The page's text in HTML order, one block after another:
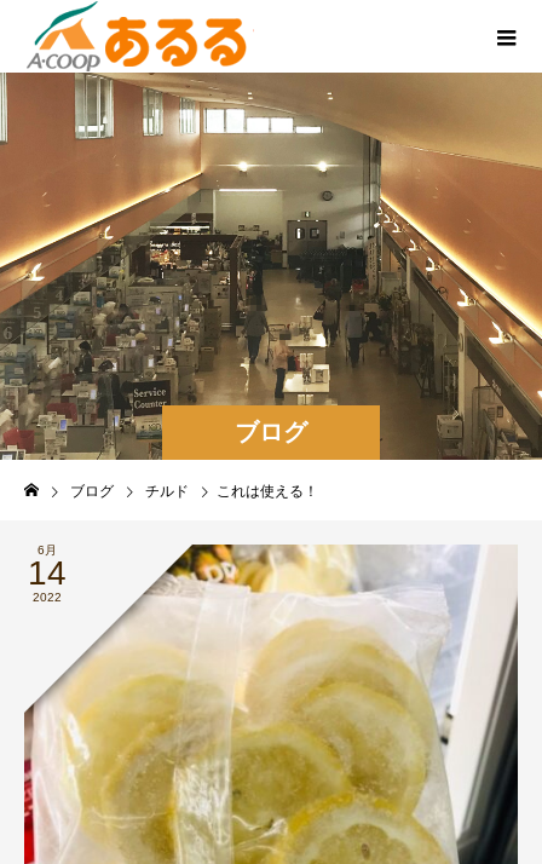
ブログ
ブログ チルド これは使える！
6月
14
2022